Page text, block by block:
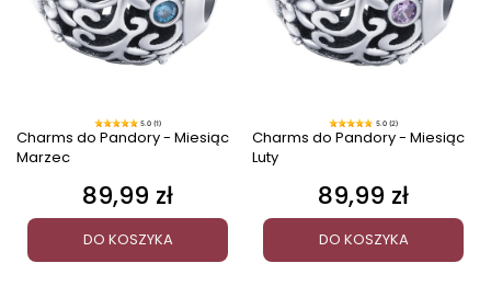
5.0 (1)
Charms do Pandory - Miesiąc
Marzec
Cena
89,99 zł
DO KOSZYKA
5.0 (2)
Charms do Pandory - Miesiąc
Luty
Cena
89,99 zł
DO KOSZYKA